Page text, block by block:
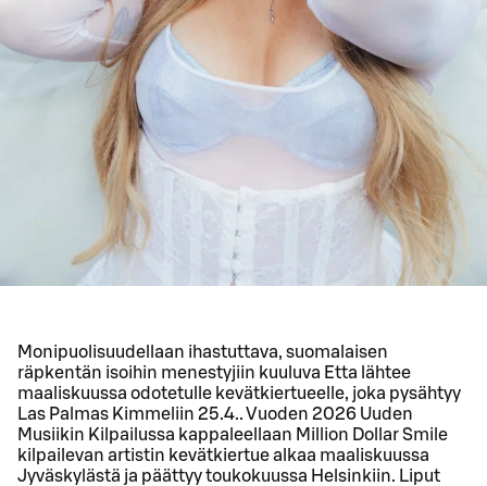
Monipuolisuudellaan ihastuttava, suomalaisen
räpkentän isoihin menestyjiin kuuluva Etta lähtee
maaliskuussa odotetulle kevätkiertueelle, joka pysähtyy
Las Palmas Kimmeliin 25.4.. Vuoden 2026 Uuden
Musiikin Kilpailussa kappaleellaan Million Dollar Smile
kilpailevan artistin kevätkiertue alkaa maaliskuussa
Jyväskylästä ja päättyy toukokuussa Helsinkiin. Liput